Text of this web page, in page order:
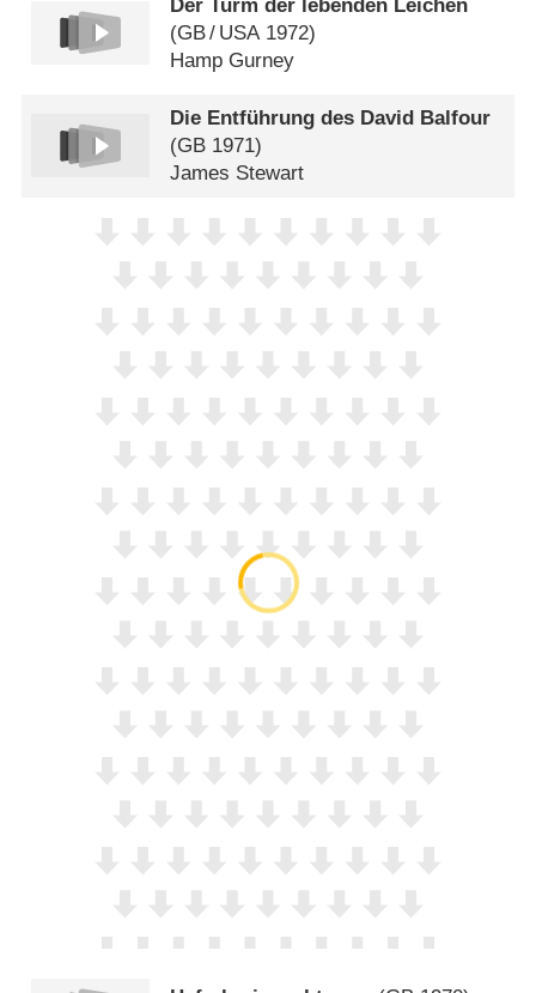
Der Turm der lebenden Leichen
(GB/ USA 1972)
Hamp Gurney
Die Entführung des David Balfour
(GB 1971)
James Stewart